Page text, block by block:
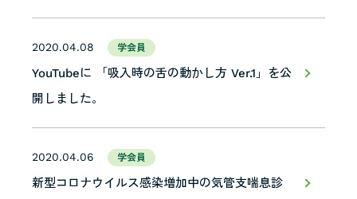
2020.04.08 学会員
YouTubeに 「吸入時の舌の動かし方 Ver.1」を公
開しました。
2020.04.06 学会員
新型コロナウイルス感染増加中の気管支喘息診